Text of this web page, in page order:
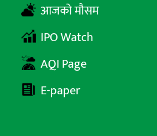
आजको मौसम
IPO Watch
AQI Page
E-paper